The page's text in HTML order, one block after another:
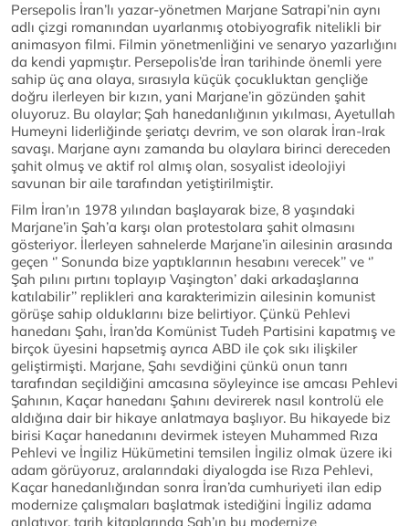
Persepolis İran’lı yazar-yönetmen Marjane Satrapi’nin aynı
adlı çizgi romanından uyarlanmış otobiyografik nitelikli bir
animasyon filmi. Filmin yönetmenliğini ve senaryo yazarlığını
da kendi yapmıştır. Persepolis’de İran tarihinde önemli yere
sahip üç ana olaya, sırasıyla küçük çocukluktan gençliğe
doğru ilerleyen bir kızın, yani Marjane’in gözünden şahit
oluyoruz. Bu olaylar; Şah hanedanlığının yıkılması, Ayetullah
Humeyni liderliğinde şeriatçı devrim, ve son olarak İran-Irak
savaşı. Marjane aynı zamanda bu olaylara birinci dereceden
şahit olmuş ve aktif rol almış olan, sosyalist ideolojiyi
savunan bir aile tarafından yetiştirilmiştir.
Film İran’ın 1978 yılından başlayarak bize, 8 yaşındaki
Marjane’in Şah’a karşı olan protestolara şahit olmasını
gösteriyor. İlerleyen sahnelerde Marjane’in ailesinin arasında
geçen ‘’ Sonunda bize yaptıklarının hesabını verecek’’ ve ‘’
Şah pılını pırtını toplayıp Vaşington’ daki arkadaşlarına
katılabilir’’ replikleri ana karakterimizin ailesinin komunist
görüşe sahip olduklarını bize belirtiyor. Çünkü Pehlevi
hanedanı Şahı, İran’da Komünist Tudeh Partisini kapatmış ve
birçok üyesini hapsetmiş ayrıca ABD ile çok sıkı ilişkiler
geliştirmişti. Marjane, Şahı sevdiğini çünkü onun tanrı
tarafından seçildiğini amcasına söyleyince ise amcası Pehlevi
Şahının, Kaçar hanedanı Şahını devirerek nasıl kontrolü ele
aldığına dair bir hikaye anlatmaya başlıyor. Bu hikayede biz
birisi Kaçar hanedanını devirmek isteyen Muhammed Rıza
Pehlevi ve İngiliz Hükümetini temsilen İngiliz olmak üzere iki
adam görüyoruz, aralarındaki diyalogda ise Rıza Pehlevi,
Kaçar hanedanlığından sonra İran’da cumhuriyeti ilan edip
modernize çalışmaları başlatmak istediğini İngiliz adama
anlatıyor, tarih kitaplarında Şah’ın bu modernize